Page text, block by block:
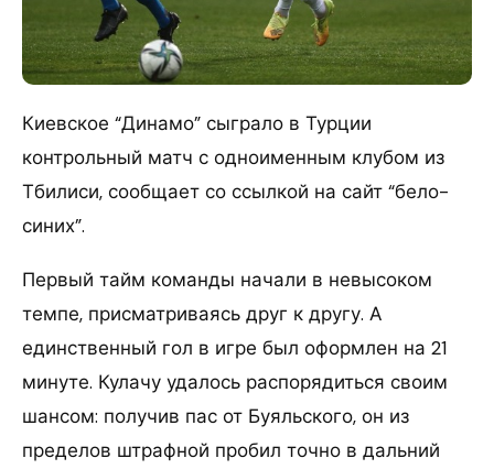
Киевское “Динамо” сыграло в Турции
контрольный матч с одноименным клубом из
Тбилиси, сообщает со ссылкой на сайт “бело-
синих”.
Первый тайм команды начали в невысоком
темпе, присматриваясь друг к другу. А
единственный гол в игре был оформлен на 21
минуте. Кулачу удалось распорядиться своим
шансом: получив пас от Буяльского, он из
пределов штрафной пробил точно в дальний